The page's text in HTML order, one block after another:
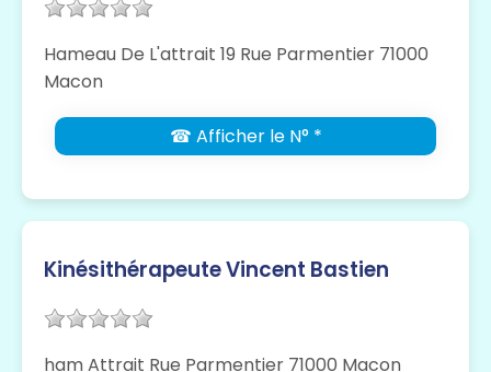
Hameau De L'attrait 19 Rue Parmentier 71000
Macon
☎ Afficher le N° *
Kinésithérapeute Vincent Bastien
ham Attrait Rue Parmentier 71000 Macon